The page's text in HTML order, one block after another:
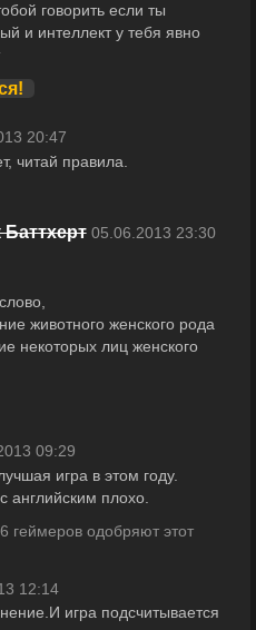
говорить если ты
и интеллект у тебя явно
20:47
читай правила.
05.06.2013 23:30
животного женского рода
некоторых лиц женского
09:29
игра в этом году.
английским плохо.
6 геймеров одобряют этот
12:14
игра подсчитывается